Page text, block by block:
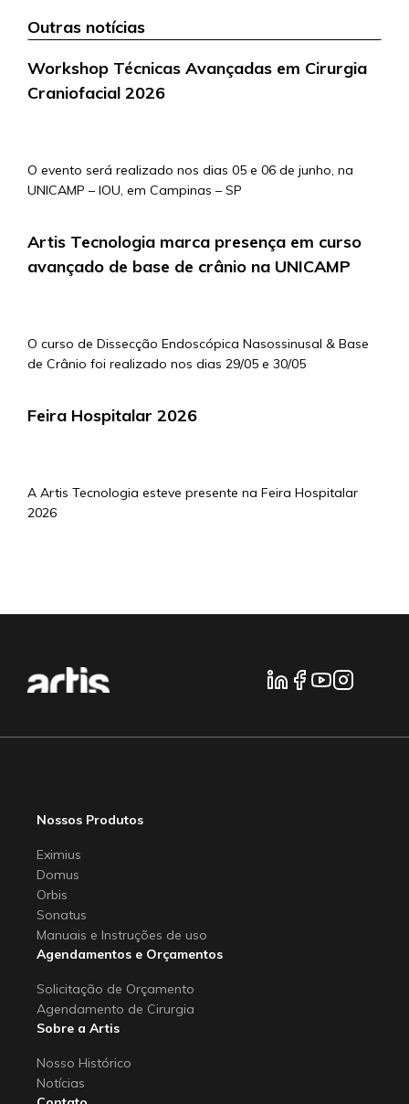
Outras notícias
Workshop Técnicas Avançadas em Cirurgia
Craniofacial 2026
O evento será realizado nos dias 05 e 06 de junho, na
UNICAMP – IOU, em Campinas – SP
Artis Tecnologia marca presença em curso
avançado de base de crânio na UNICAMP
O curso de Dissecção Endoscópica Nasossinusal & Base
de Crânio foi realizado nos dias 29/05 e 30/05
Feira Hospitalar 2026
A Artis Tecnologia esteve presente na Feira Hospitalar
2026
Nossos Produtos
Eximius
Domus
Orbis
Sonatus
Manuais e Instruções de uso
Agendamentos e Orçamentos
Solicitação de Orçamento
Agendamento de Cirurgia
Sobre a Artis
Nosso Histórico
Notícias